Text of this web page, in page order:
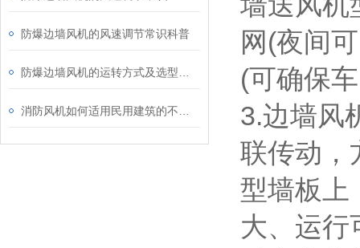
防爆边墙风机的风速调节常识科普
网(夜间
(可确保
3.边墙风
联传动，
型墙板上
大、运行